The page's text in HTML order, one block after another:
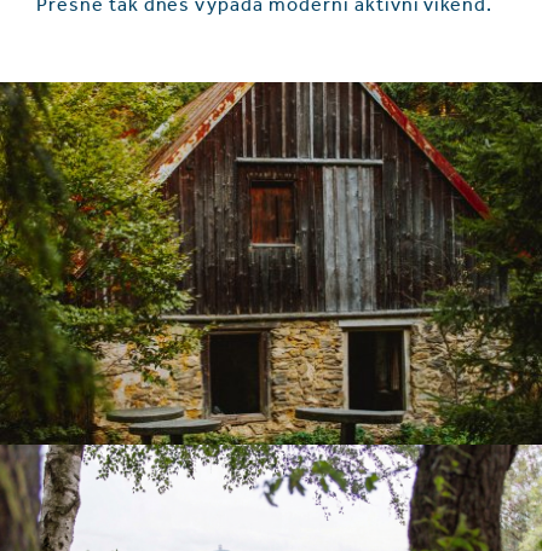
Přesně tak dnes vypadá moderní aktivní víkend.